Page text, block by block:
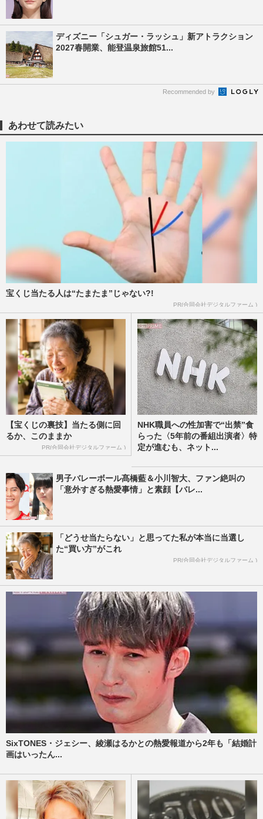
ディズニー「シュガー・ラッシュ」新アトラクション
2027春開業、能登温泉旅館51...
Recommended by
あわせて読みたい
宝くじ当たる人は“たまたま”じゃない?!
PR(合同会社デジタルファーム )
【宝くじの裏技】当たる側に回
るか、このままか
PR(合同会社デジタルファーム )
NHK職員への性加害で“出禁”食
らった〈5年前の番組出演者〉特
定が進むも、ネット...
男子バレーボール髙橋藍＆小川智大、ファン絶叫の
「意外すぎる熱愛事情」と素顔【バレ...
「どうせ当たらない」と思ってた私が本当に当選し
た“買い方”がこれ
PR(合同会社デジタルファーム )
SixTONES・ジェシー、綾瀬はるかとの熱愛報道から2年も「結婚計
画はいったん...